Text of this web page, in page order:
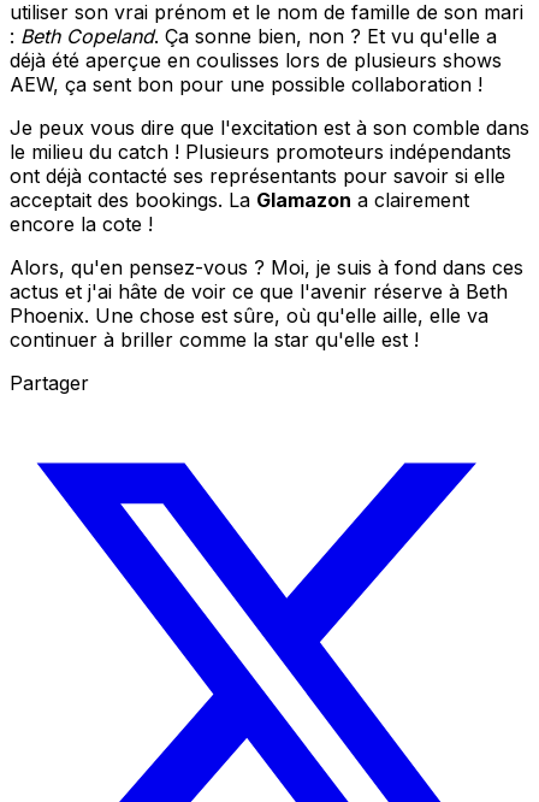
utiliser son vrai prénom et le nom de famille de son mari
: Beth Copeland. Ça sonne bien, non ? Et vu qu'elle a
déjà été aperçue en coulisses lors de plusieurs shows
AEW, ça sent bon pour une possible collaboration !
Je peux vous dire que l'excitation est à son comble dans
le milieu du catch ! Plusieurs promoteurs indépendants
ont déjà contacté ses représentants pour savoir si elle
acceptait des bookings. La Glamazon a clairement
encore la cote !
Alors, qu'en pensez-vous ? Moi, je suis à fond dans ces
actus et j'ai hâte de voir ce que l'avenir réserve à Beth
Phoenix. Une chose est sûre, où qu'elle aille, elle va
continuer à briller comme la star qu'elle est !
Partager